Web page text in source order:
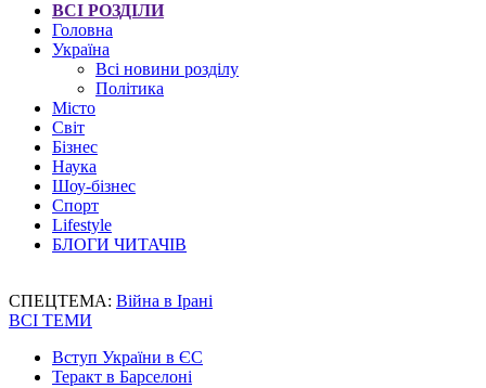
ВСІ РОЗДІЛИ
Головна
Україна
Всі новини розділу
Політика
Місто
Світ
Бізнес
Наука
Шоу-бізнес
Спорт
Lifestyle
БЛОГИ ЧИТАЧІВ
СПЕЦТЕМА: Війна в Ірані
ВСІ ТЕМИ
Вступ України в ЄС
Теракт в Барселоні